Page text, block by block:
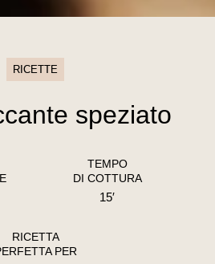
RICETTE
speziato
TEMPO
DI COTTURA
15′
RICETTA
PER